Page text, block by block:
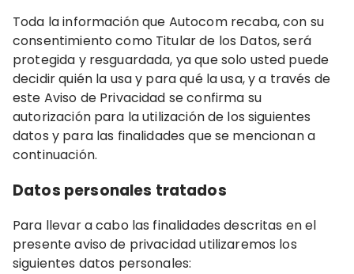
Toda la información que Autocom recaba, con su
consentimiento como Titular de los Datos, será
protegida y resguardada, ya que solo usted puede
decidir quién la usa y para qué la usa, y a través de
este Aviso de Privacidad se confirma su
autorización para la utilización de los siguientes
datos y para las finalidades que se mencionan a
continuación.
Datos personales tratados
Para llevar a cabo las finalidades descritas en el
presente aviso de privacidad utilizaremos los
siguientes datos personales: